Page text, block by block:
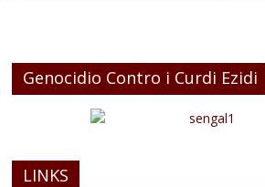
Genocidio Contro i Curdi Ezidi
LINKS